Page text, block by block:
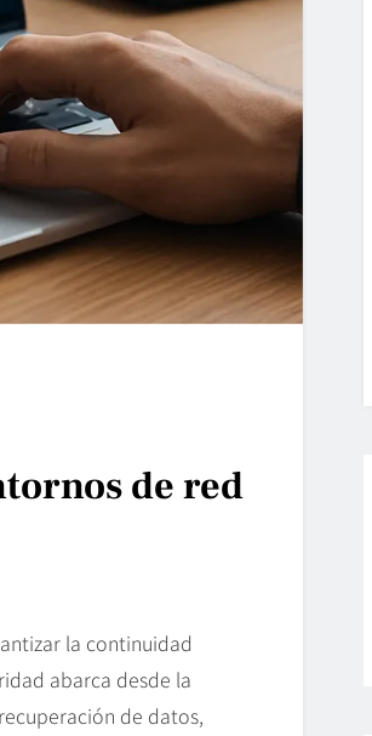
de red
la continuidad
abarca desde la
de datos,